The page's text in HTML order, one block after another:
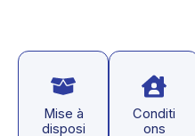
Mise à
disposi
Conditi
ons